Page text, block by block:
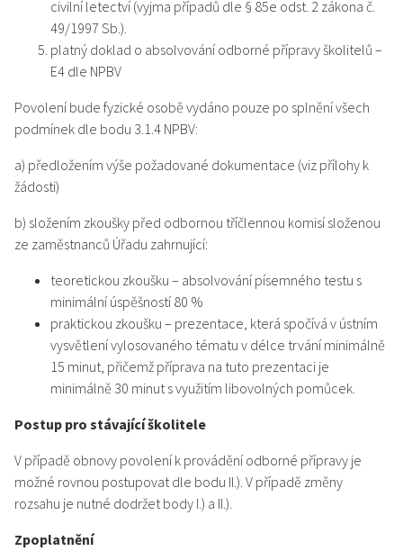
civilní letectví (vyjma případů dle § 85e odst. 2 zákona č.
49/1997 Sb.).
platný doklad o absolvování odborné přípravy školitelů –
E4 dle NPBV
Povolení bude fyzické osobě vydáno pouze po splnění všech
podmínek dle bodu 3.1.4 NPBV:
a) předložením výše požadované dokumentace (viz přílohy k
žádosti)
b) složením zkoušky před odbornou tříčlennou komisí složenou
ze zaměstnanců Úřadu zahrnující:
teoretickou zkoušku – absolvování písemného testu s
minimální úspěšností 80 %
praktickou zkoušku – prezentace, která spočívá v ústním
vysvětlení vylosovaného tématu v délce trvání minimálně
15 minut, přičemž příprava na tuto prezentaci je
minimálně 30 minut s využitím libovolných pomůcek.
Postup pro stávající školitele
V případě obnovy povolení k provádění odborné přípravy je
možné rovnou postupovat dle bodu II.). V případě změny
rozsahu je nutné dodržet body I.) a II.).
Zpoplatnění